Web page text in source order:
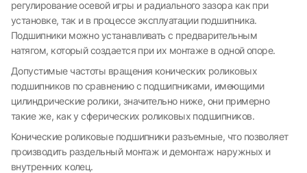
регулирование осевой игры и радиального зазора как при
установке, так и в процессе эксплуатации подшипника.
Подшипники можно устанавливать с предварительным
натягом, который создается при их монтаже в одной опоре.
Допустимые частоты вращения конических роликовых
подшипников по сравнению с подшипниками, имеющими
цилиндрические ролики, значительно ниже, они примерно
такие же, как у сферических роликовых подшипников.
Конические роликовые подшипники разъемные, что позволяет
производить раздельный монтаж и демонтаж наружных и
внутренних колец.